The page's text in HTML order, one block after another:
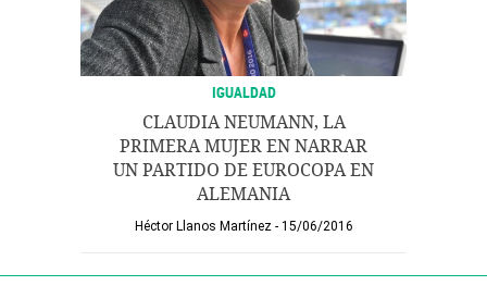
IGUALDAD
CLAUDIA NEUMANN, LA
PRIMERA MUJER EN NARRAR
UN PARTIDO DE EUROCOPA EN
ALEMANIA
Héctor Llanos Martínez 15/06/2016